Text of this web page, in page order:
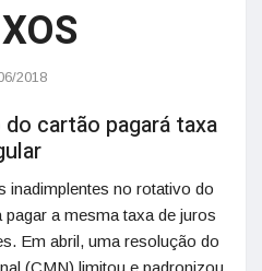
2018
cartão pagará taxa
inadimplentes no rotativo do
a mesma taxa de juros
Em abril, uma resolução do
(CMN) limitou e padronizou